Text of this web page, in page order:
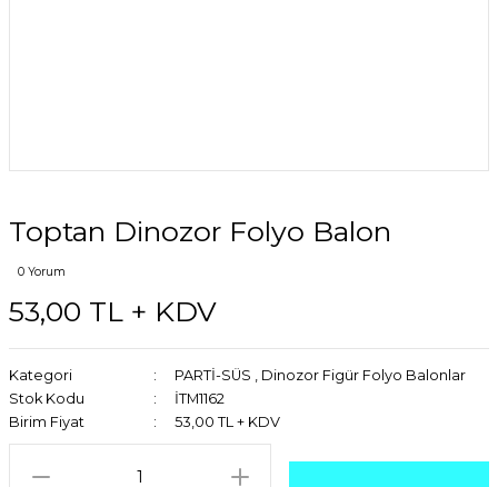
Toptan Dinozor Folyo Balon
0 Yorum
53,00 TL + KDV
Kategori PARTİ-SÜS , Dinozor Figür Folyo Balonlar
Stok Kodu
İTM1162
Birim Fiyat
53,00 TL + KDV